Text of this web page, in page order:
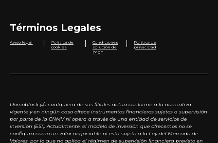
Términos Legales
Aviso legal |
Política de
cookies
|
Condiciones
solución de
pago
|
Política de
privacidad
Domoblock y/o cualquiera de sus filiales actúa conforme a la normativa
vigente y en ningún caso ofrece instrumentos financieros sujetos a supervisión
por parte de la CNMV ni opera a través de una entidad de servicios de
inversión (ESI). Actualmente, el modelo de inversión que ofrecemos no se
configura como un valor negociable ni está sujeto a la Ley del Mercado de
Valores, por lo que no aplica el régimen de supervisión financiera previsto en